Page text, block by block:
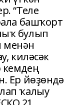
“Теле
башҡорт
булып
киләсәк
кемдең
Ер йөҙөндә
ҡалыу